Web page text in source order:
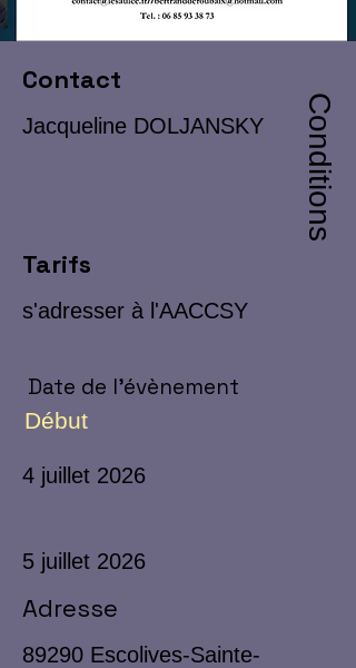
Contact
Jacqueline DOLJANSKY
Tarifs
Conditions
s'adresser à l'AACCSY
Date de l'évènement
Début
4 juillet 2026
5 juillet 2026
Adresse
89290 Escolives-Sainte-